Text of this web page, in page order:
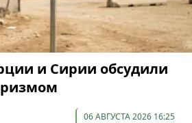
и Сирии обсудили
06 АВГУСТА 2026 16:25